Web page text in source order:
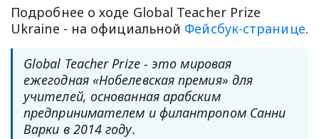
Подробнее о ходе Global Teacher Prize
Ukraine - на официальной Фейсбук-странице.
Global Teacher Prize - это мировая
ежегодная «Нобелевская премия» для
учителей, основанная арабским
предпринимателем и филантропом Санни
Варки в 2014 году.